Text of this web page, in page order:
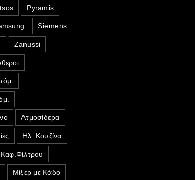
Pyramis
Siemens
Zanussi
Ατμοσίδερα
Ηλ. Κουζίνα
Καφ.Φίλτρου
Μίξερ με Κάδο